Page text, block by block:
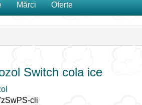
Mărci Oferte
Switch cola ice
cli